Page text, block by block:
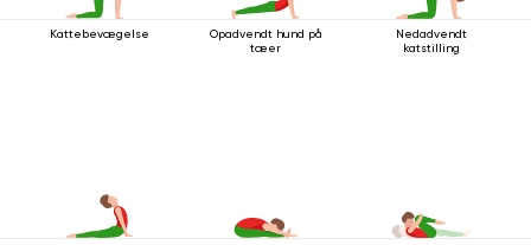
Kattebevægelse
Opadvendt hund på
tæer
Nedadvendt
katstilling